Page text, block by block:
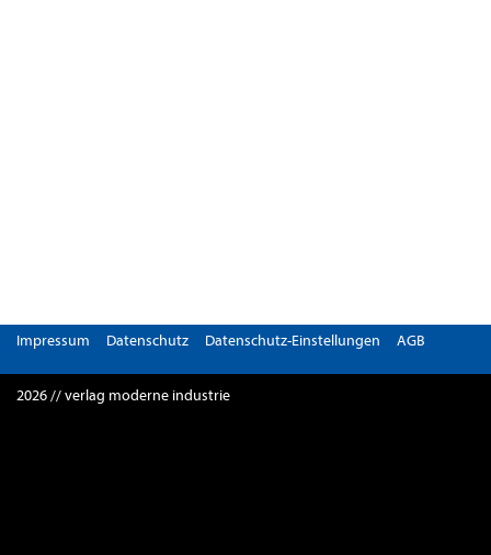
Impressum Datenschutz Datenschutz-Einstellungen AGB
2026 // verlag moderne industrie